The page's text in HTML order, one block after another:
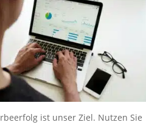
ist unser Ziel. Nutzen Sie